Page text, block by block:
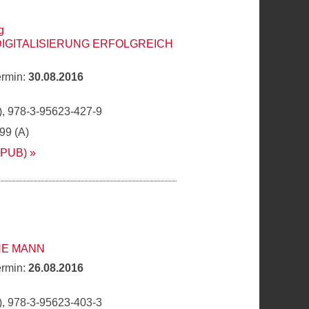
ERFOLGREICH
30.08.2016
978-3-95623-427-9
(A)
MANN
26.08.2016
978-3-95623-403-3